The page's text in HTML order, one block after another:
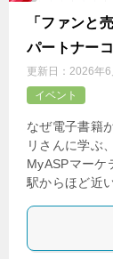
「ファンと
パートナー
更新日： 2026年6
イベント
なぜ電子書籍
リさんに学ぶ
MyASPマーケ
駅からほど近